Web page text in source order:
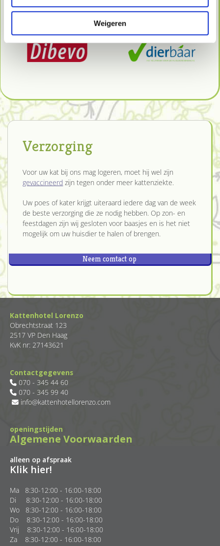
Weigeren
Verzorging
Voor uw kat bij ons mag logeren, moet hij wel zijn
gevaccineerd zijn tegen onder meer kattenziekte.
Uw poes of kater krijgt uiteraard iedere dag van de week
de beste verzorging die ze nodig hebben. Op zon- en
feestdagen zijn wij gesloten voor baasjes en is het niet
mogelijk om uw huisdier te halen of brengen.
Neem comtact op
Kattenhotel Lorenzo
Obrechtstraat 123
2517 VP Den Haag
KvK nr: 27143621
Contactgegevens
 070 - 345 44 60
 070 - 345 99 40
 info@kattenhotellorenzo.com
openingstijden
Algemene Voorwaarden
alleen op afspraak
Klik hier!
Ma 8:30-12:00 - 16:00-18:00
Di 8:30-12:00 - 16:00-18:00
Wo 8:30-12:00 - 16:00-18:00
Do 8:30-12:00 - 16:00-18:00
Vrij 8:30-12:00 - 16:00-18:00
Za 8:30-12:00 - 16:00-18:00